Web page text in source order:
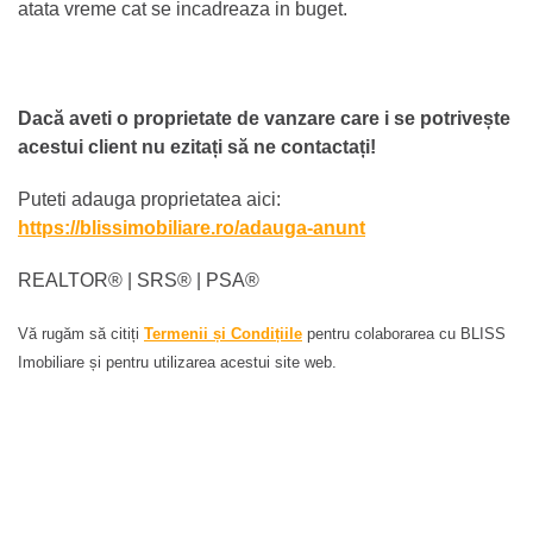
atata vreme cat se incadreaza in buget.
Dacă aveti o proprietate de vanzare care i se potrivește
acestui client nu ezitați să ne contactați!
Puteti adauga proprietatea aici:
https://blissimobiliare.ro/adauga-anunt
REALTOR®️ | SRS®️ | PSA®️
Vă rugăm să citiți Termenii și Condițiile pentru colaborarea cu BLISS
Imobiliare și pentru utilizarea acestui site web.